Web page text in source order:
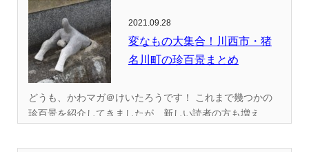
2021.09.28
変なもの大集合！川西市・猪
名川町の珍百景まとめ
どうも、かわマガ＠けいたろうです！ これまで幾つかの
珍百景を紹介してきましたが、新しい読者の方も増え...